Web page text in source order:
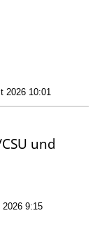
2026 10:01
und
9:15